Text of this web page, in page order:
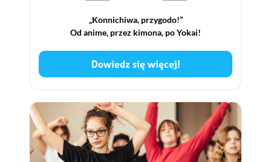
„Konnichiwa, przygodo!”
Od anime, przez kimona, po Yokai!
Dowiedz się więcej!